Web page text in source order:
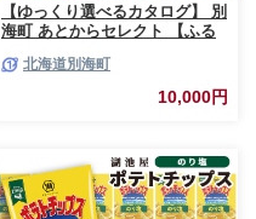
【ゆっくり選べるカタログ】 別
海町 あとからセレクト 【ふる
とから選べる！ ギフト いくら
ほたて 海鮮 牛肉 ケーキ アイス
【BY0000010】（ 後から選べ
グ あとからカタログポイント
あとからカタログギフト ふるさ
と納税 ）
北海道別海町
10,000円